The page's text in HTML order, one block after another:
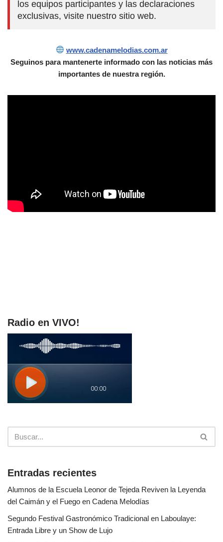
los equipos participantes y las declaraciones
exclusivas, visite nuestro sitio web.
www.cadenamelodias.com.ar
Seguinos para mantenerte informado con las noticias más
importantes de nuestra región.
Radio en VIVO!
Entradas recientes
Alumnos de la Escuela Leonor de Tejeda Reviven la Leyenda
del Caimán y el Fuego en Cadena Melodías
Segundo Festival Gastronómico Tradicional en Laboulaye:
Entrada Libre y un Show de Lujo